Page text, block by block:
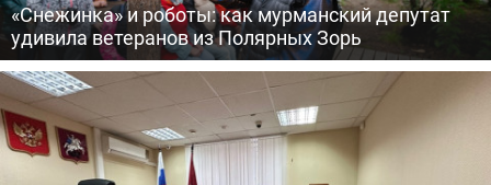
«Снежинка» и роботы: как мурманский депутат
удивила ветеранов из Полярных Зорь